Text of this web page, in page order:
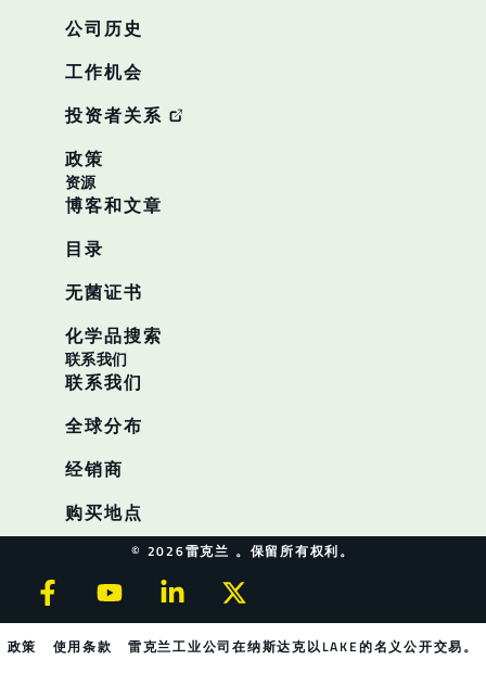
公司历史
工作机会
投资者关系
政策
资源
博客和文章
目录
无菌证书
化学品搜索
联系我们
联系我们
全球分布
经销商
购买地点
© 2026雷克兰 。保留所有权利。
政策 使用条款 雷克兰工业公司在纳斯达克以LAKE的名义公开交易。